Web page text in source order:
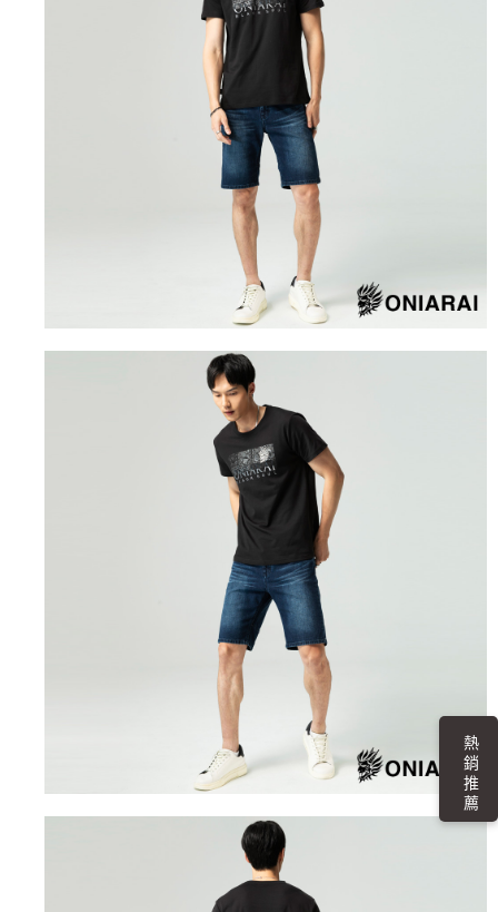
熱 銷 推 薦
2.透過簡訊連結打開帳單後，可選擇「超商條碼／台灣大直營門市／銀行轉
帳／街口支付／iPASS MONEY」等通路繳費。
1.本服務係由「台灣大哥大股份有限公司」（以下簡稱本公司）所提供，讓
用戶於交易時，得透過本服務購買商品或服務，並由商店將買賣／分期付款
買賣價金債權讓與本公司後，依約使用本公司帳單繳交帳款。
2.基於同意付款使用「大哥付你分期」之契約關係目的，商店將以您的個人
資料（包含姓名、電話或地址）提供予台灣大哥大進項蒐集、處理及利用，
由本公司與您本人進行分期帳單所需資料之確認、核對及更正。
3.完整用戶服務條款，請詳閱以下連結：
https://oppay.tw/userRule
結帳頁面，進行簡訊認證並確認金額後，即可完成結帳。
２．訂單成立數日內，您將收到繳費通知簡訊。
３．收到繳費通知簡訊後14天內，點擊此簡訊中的連結，可透過四大超商／
ATM／網路銀行／等多元方式進行付款，方視為交易完成。
※ 請注意：結帳手續完成當下不需立刻繳費，但若您需要取消訂單，請聯絡
購買商品的店家。未經商家同意取消之訂單仍視為有效，需透過AFTEE先享
※ 交易是否成功請以「AFTEE先享後付 」之結帳頁面顯示為準，若有關於
是否繳費成功／繳費後需取消欲退款等相關疑問，請聯繫「AFTEE先享後付
https://netprotections.freshdesk.com/support/home
１．透過由恩沛科技股份有限公司提供之「AFTEE先享後付」服務完成之交
易，需依本服務之必要範圍內提供個人資料，並將交易相關給付款項請求債
２．關於個人資料處理事宜，請瀏覽以下網址：
３．未成年的使用者請事先徵得法定代理人或監護人之同意方可使用
「AFTEE先享後付」，若未經同意申辦者引起之損失，本公司不負相關責
４．使用「AFTEE先享後付」時，將依據個別帳號之用戶狀況，依本公司即
時審查核予不同之上限額度；若仍有額度不足之情形，本公司將視審查結果
５．嚴禁一人註冊多個帳號或使用他人資訊註冊。若發現惡意使用之情形，
恩沛科技股份有限公司將有權停止該用戶之使用額度並採取法律行動。
每筆NT$80，滿NT$888(含以上)免運費
每筆NT$60，滿NT$3,000(含以上)免運費
每筆NT$60，滿NT$3,000(含以上)免運費
每筆NT$80，滿NT$3,000(含以上)免運費
每筆NT$80，滿NT$3,000(含以上)免運費
每筆NT$100，滿NT$3,000(含以上)免運費